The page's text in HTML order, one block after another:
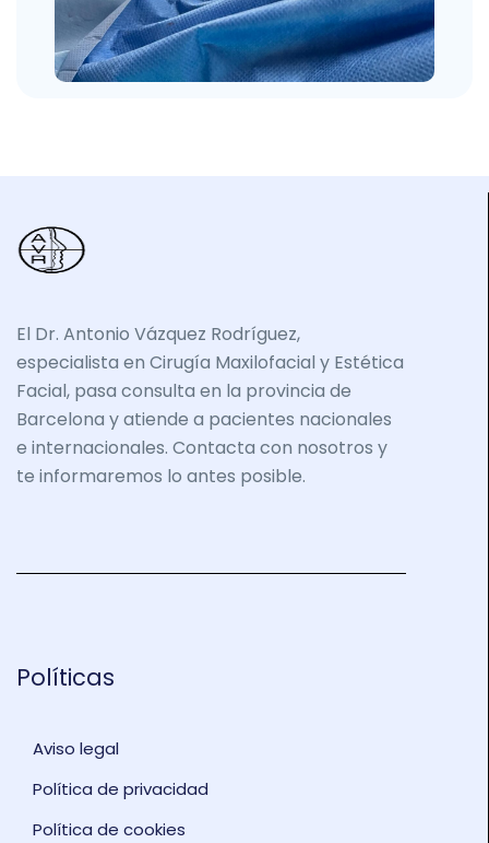
El Dr. Antonio Vázquez Rodríguez,
especialista en Cirugía Maxilofacial y Estética
Facial, pasa consulta en la provincia de
Barcelona y atiende a pacientes nacionales
e internacionales. Contacta con nosotros y
te informaremos lo antes posible.
Políticas
Aviso legal
Política de privacidad
Política de cookies